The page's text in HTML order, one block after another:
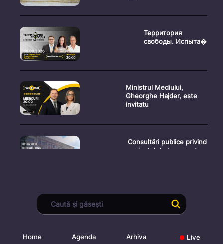
Территория
свободы. Испыта�
Ministrul Mediului,
Gheorghe Hajder, este
invitatu
Consultări publice privind
proiectul de lege pent
Consultarea Publică CP-
01, dedicată Studiilor de
Home Agenda Arhiva Live